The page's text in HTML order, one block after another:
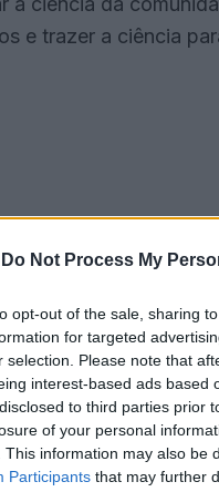
Do Not Process My
opt-out of the sale, sharing
for targeted
selection. Please note that
interest-based ads based
to third parties prior
of your personal
This information may also be
Participants that may further
e trazer a ciência
alertou para os
científicos são
Torna-se cada vez